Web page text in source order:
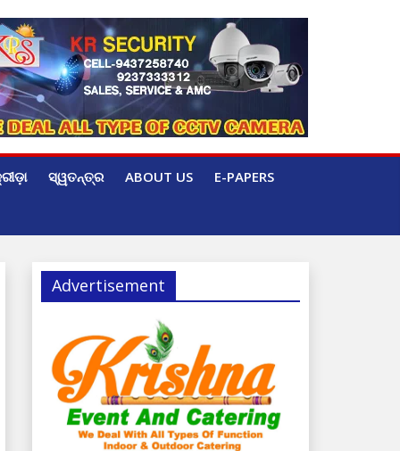
ସ୍ୱତନ୍ତ୍ର ABOUT US E-PAPERS
Advertisement